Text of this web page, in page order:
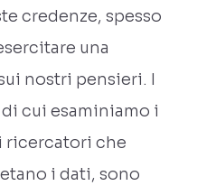
credenze, spesso
una
nostri pensieri. I
cui esaminiamo i
ricercatori che
i dati, sono